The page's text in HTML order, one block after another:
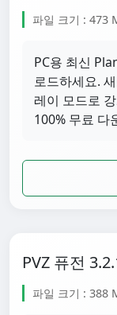
파일 크기 : 473
PC용 최신
로드하세요.
레이 모드로
100% 무료 다
PVZ 퓨전
파일 크기 : 388